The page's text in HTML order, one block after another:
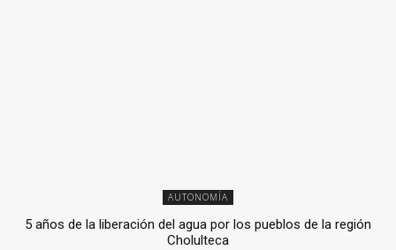
AUTONOMÍA
5 años de la liberación del agua por los pueblos de la región
Cholulteca